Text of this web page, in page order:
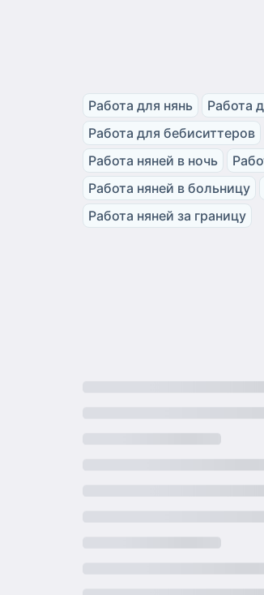
Работа для нянь Работа
Работа для бебиситтеров
Работа няней в ночь
Работа няней в больницу
Работа няней за границу